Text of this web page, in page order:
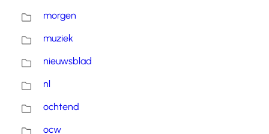
morgen
muziek
nieuwsblad
nl
ochtend
ocw